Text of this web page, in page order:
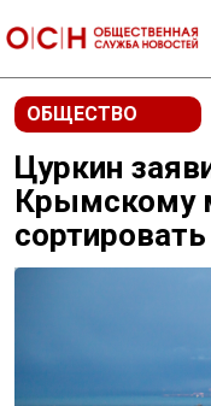
ОБЩЕСТВО
Цуркин
Крымскому